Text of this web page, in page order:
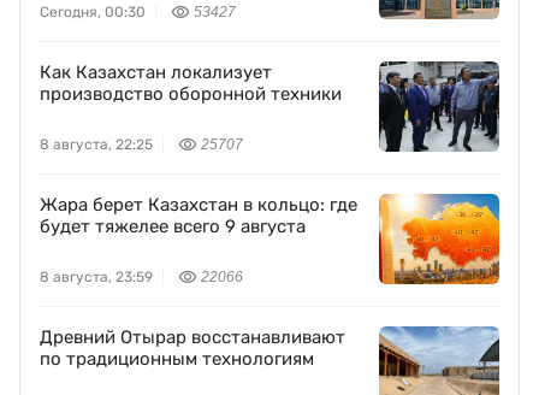
Сегодня, 00:30 53427
Как Казахстан локализует
производство оборонной техники
8 августа, 22:25 25707
Жара берет Казахстан в кольцо: где
будет тяжелее всего 9 августа
8 августа, 23:59 22066
Древний Отырар восстанавливают
по традиционным технологиям